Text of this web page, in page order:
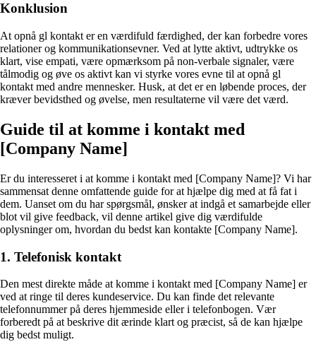
Konklusion
At opnå gl kontakt er en værdifuld færdighed, der kan forbedre vores
relationer og kommunikationsevner. Ved at lytte aktivt, udtrykke os
klart, vise empati, være opmærksom på non-verbale signaler, være
tålmodig og øve os aktivt kan vi styrke vores evne til at opnå gl
kontakt med andre mennesker. Husk, at det er en løbende proces, der
kræver bevidsthed og øvelse, men resultaterne vil være det værd.
Guide til at komme i kontakt med
[Company Name]
Er du interesseret i at komme i kontakt med [Company Name]? Vi har
sammensat denne omfattende guide for at hjælpe dig med at få fat i
dem. Uanset om du har spørgsmål, ønsker at indgå et samarbejde eller
blot vil give feedback, vil denne artikel give dig værdifulde
oplysninger om, hvordan du bedst kan kontakte [Company Name].
1. Telefonisk kontakt
Den mest direkte måde at komme i kontakt med [Company Name] er
ved at ringe til deres kundeservice. Du kan finde det relevante
telefonnummer på deres hjemmeside eller i telefonbogen. Vær
forberedt på at beskrive dit ærinde klart og præcist, så de kan hjælpe
dig bedst muligt.